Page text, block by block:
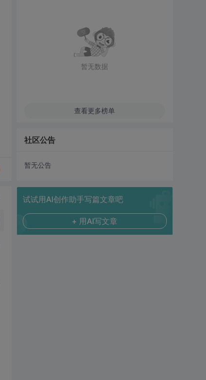
暂无数据
查看更多榜单
社区公告
暂无公告
试试用AI创作助手写篇文章吧
+ 用AI写文章